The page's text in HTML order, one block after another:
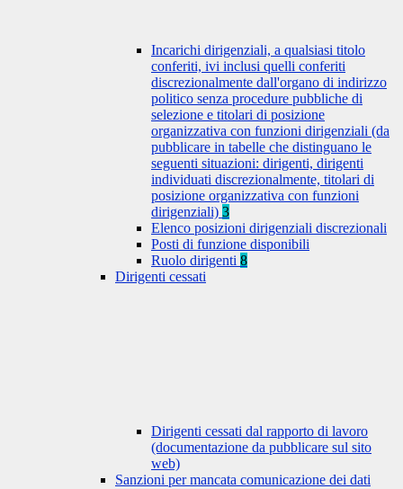
Incarichi dirigenziali, a qualsiasi titolo
conferiti, ivi inclusi quelli conferiti
discrezionalmente dall'organo di indirizzo
politico senza procedure pubbliche di
selezione e titolari di posizione
organizzativa con funzioni dirigenziali (da
pubblicare in tabelle che distinguano le
seguenti situazioni: dirigenti, dirigenti
individuati discrezionalmente, titolari di
posizione organizzativa con funzioni
dirigenziali) 3
Elenco posizioni dirigenziali discrezionali
Posti di funzione disponibili
Ruolo dirigenti 8
Dirigenti cessati
Dirigenti cessati dal rapporto di lavoro
(documentazione da pubblicare sul sito
web)
Sanzioni per mancata comunicazione dei dati